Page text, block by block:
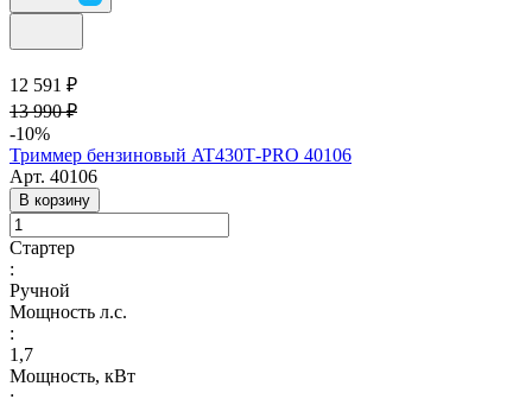
12 591 ₽
13 990 ₽
-10%
Триммер бензиновый AT430Т-PRO 40106
Арт. 40106
В корзину
Стартер
:
Ручной
Мощность л.с.
:
1,7
Мощность, кВт